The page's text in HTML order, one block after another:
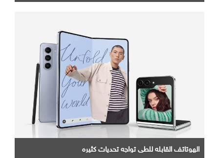
الهوتاتف القابله للطي تواجه تحديات كثيره